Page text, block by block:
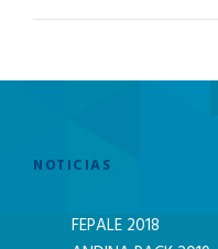
NOTICIAS
FEPALE 2018